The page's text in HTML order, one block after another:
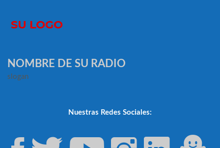
NOMBRE DE SU RADIO
slogan
Nuestras Redes Sociales: